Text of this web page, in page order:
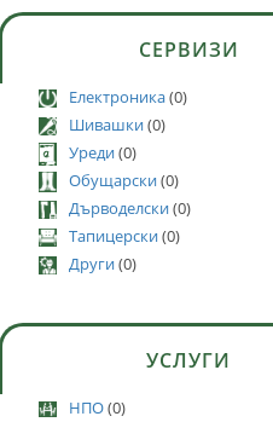
СЕРВИЗИ
Електроника(0)
Шивашки(0)
Уреди(0)
Обущарски(0)
Дърводелски(0)
Тапицерски(0)
Други(0)
УСЛУГИ
НПО(0)